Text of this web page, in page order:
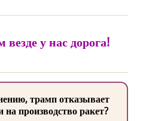
везде у нас дорога!
трамп отказывает
производство ракет?